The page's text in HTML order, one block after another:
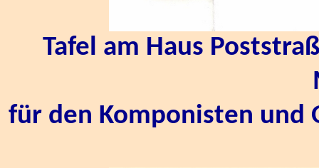
Tafel am Haus
für den Komponisten und